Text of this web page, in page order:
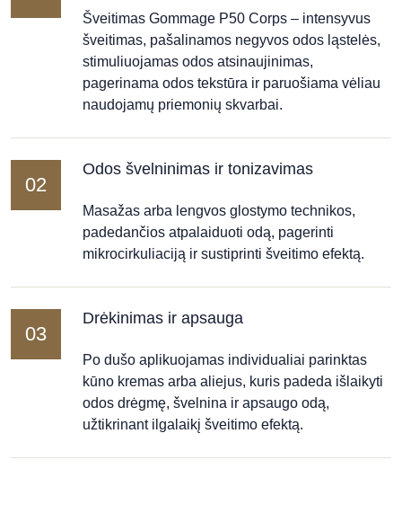
Šveitimas Gommage P50 Corps – intensyvus
šveitimas, pašalinamos negyvos odos ląstelės,
stimuliuojamas odos atsinaujinimas,
pagerinama odos tekstūra ir paruošiama vėliau
naudojamų priemonių skvarbai.
02
Odos švelninimas ir tonizavimas
Masažas arba lengvos glostymo technikos,
padedančios atpalaiduoti odą, pagerinti
mikrocirkuliaciją ir sustiprinti šveitimo efektą.
03
Drėkinimas ir apsauga
Po dušo aplikuojamas individualiai parinktas
kūno kremas arba aliejus, kuris padeda išlaikyti
odos drėgmę, švelnina ir apsaugo odą,
užtikrinant ilgalaikį šveitimo efektą.